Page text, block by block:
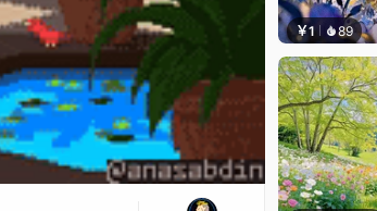
￥1 89